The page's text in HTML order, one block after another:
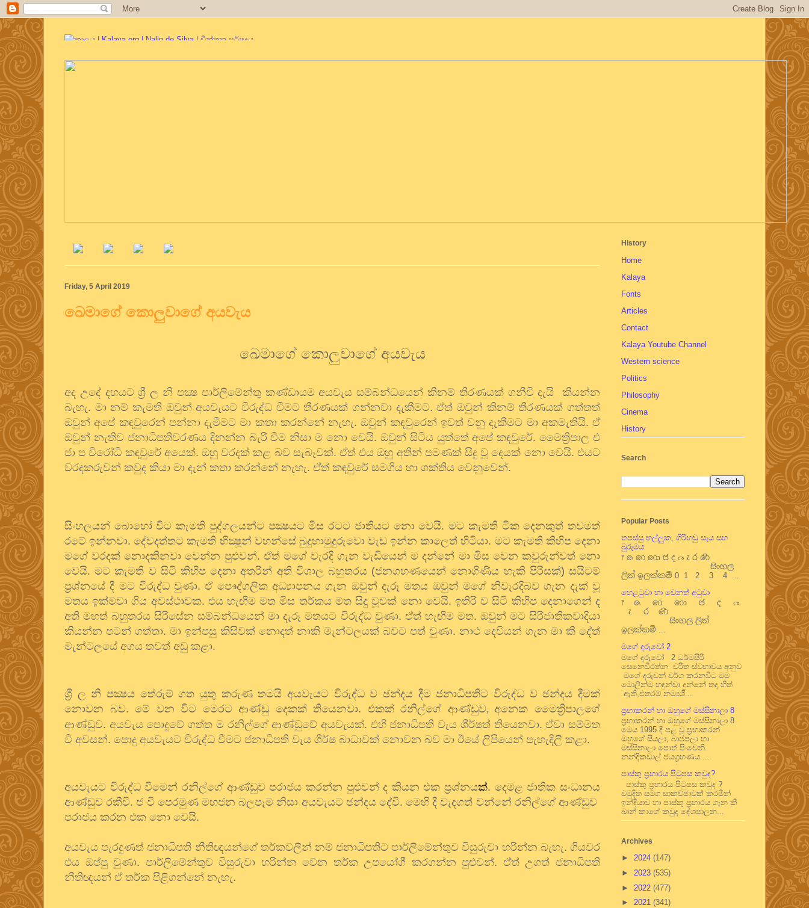
Friday, 5 April 2019
ඛෙමාගේ කොලුවාගේ අයවැය
ඛෙමාගේ කොලුවාගේ අයවැය
අද උදේ දහයට ශ්‍රී ල නි පක්‍ෂ පාර්ලිමේන්තු කණ්ඩායම අයවැය සම්බන්ධයෙන් කිනම් තීරණයක් ගනීවි දැයි
කියන්න
බැහැ. මා නම් කැමති ඔවුන් අයවැයට විරුද්ධ වීමට තීරණයක් ගන්නවා දැකීමට. ඒත් ඔවුන් කිනම් තීරණයක් ගත්තත්
ඔවුන් අපේ කඳවුරෙන් පන්නා දැමීමට මා කතා කරන්නේ නැහැ. ඔවුන් කඳවුරෙන් ඉවත් වනු දැකීමට මා අකමැතියි. ඒ
ඔවුන් නැතිව ජනාධිපතිවරණය දිනන්න බැරි වීම නිසා ම නො වෙයි. ඔවුන් සිටිය යුත්තේ අපේ කඳවුරේ. මෛත්‍රිපාල එ
ජා ප විරෝධි කඳවුරේ අයෙක්. ඔහු වරදක් කළ බව සැබෑවක්. ඒත් එය ඔහු අතින් පමණක් සිදු වූ දෙයක් නො වෙයි. එයට
වරදකරුවන් කවුද කියා මා දැන් කතා කරන්නේ නැහැ. ඒත් කඳවුරේ සමගිය හා ශක්තිය වෙනුවෙන්.
සිංහලයන් බොහෝ විට කැමති පුද්ගලයන්ට පක්‍ෂයට මිස රටට ජාතියට නො වෙයි. මට කැමති ටික දෙනකුත් තවමත්
රටේ ඉන්නවා. දේවදත්තට කැමති භික්‍ෂූන් වහන්සේ බුදුහාමුදුරුවො වැඩ ඉන්න කාලෙත් හිටියා. මට කැමති කිහිප දෙනා
මගේ වරදක් නොදකිනවා වෙන්න පුළුවන්. ඒත් මගේ වැරදි ගැන වැඩියෙන් ම දන්නේ මා මිස වෙන කවුරුන්වත් නො
වෙයි. මට කැමති ව සිටි කිහිප දෙනා අතරින් අති විශාල බහුතරය (ජනගහණයෙන් නොගිණිය හැකි පිරිසක්) සයිටම්
ප්‍රශ්නයේ දී මට විරුද්ධ වුණා. ඒ පෞද්ගලික අධ්‍යාපනය ගැන ඔවුන් දැරූ මතය ඔවුන් මගේ නිවැරදිබව ගැන දැක් වූ
මතය ඉක්මවා ගිය අවස්ථාවක. එය හැඟීම මත මිස තර්කය මත සිදු වූවක් නො වෙයි. ඉතිරි ව සිටි කිහිප දෙනාගෙන් ද
අති මහත් බහුතරය සිරිසේන සම්බන්ධයෙන් මා දැරූ මතයට විරුද්ධ වුණා. ඒත් හැඟීම මත. ඔවුන් මට සිරිජාතිකවාදියා
කියන්න පටන් ගත්තා. මා ඉන්පසු කිසිවක් නොදත් නාකි මැන්ටලයක් බවට පත් වුණා. නාථ දෙවියන් ගැන මා කී දේත්
මැන්ටලයේ අගය තවත් අඩු කළා.
ශ්‍රී ල නි පක්‍ෂය තේරුම් ගත යුතු කරුණ තමයි අයවැයට විරුද්ධ ව ඡන්දය දීම ජනාධිපතිට විරුද්ධ ව ඡන්දය දීමක්
නොවන බව. මේ වන විට මෙරට ආණ්ඩු දෙකක් තියෙනවා. එකක් රනිල්ගේ ආණ්ඩුව,අනෙක මෛත්‍රිපාලගේ
ආණ්ඩුව. අයවැය පොදුවේ ගත්ත ම රනිල්ගේ ආණ්ඩුවේ අයවැයක්. එහි ජනාධිපති වැය ශීර්ෂත් තියෙනවා. ඒවා සම්මත
වී අවසන්. පොදු අයවැයට විරුද්ධ වීමට ජනාධිපති වැය ශීර්ෂ බාධාවක් නොවන බව මා ඊයේ ලිපියෙන් පැහැදිලි කළා.
අයවැයට විරුද්ධ වීමෙන් රනිල්ගේ ආණ්ඩුව පරාජය කරන්න පුළුවන් ද කියන එක ප්‍රශ්නයක්. දෙමළ ජාතික සංධානය
ආණ්ඩුව රකීවි. ජ වි පෙරමුණ මහජන බලපෑම නිසා අයවැයට ඡන්දය දේවි. මෙහි දී වැදගත් වන්නේ රනිල්ගේ ආණ්ඩුව
පරාජය කරන එක නො වෙයි.
අයවැය පැරදුණත් ජනාධිපති නීතිඥයන්ගේ තර්කවලින් නම් ජනාධිපතිට පාර්ලිමේන්තුව විසුරුවා හරින්න බැහැ. ගියවර
එය ඔප්පු වුණා. පාර්ලිමේන්තුව විසුරුවා හරින්න වෙන තර්ක උපයෝගී කරගන්න පුළුවන්. ඒත් උගත් ජනාධිපති
නීතිඥයන් ඒ තර්ක පිළිගන්නේ නැහැ.
History
Home
Kalaya
Fonts
Articles
Contact
Kalaya Youtube Channel
Western science
Politics
Philosophy
Cinema
History
Search
Popular Posts
තපස්සු භල්ලුක, ගිරිහඬු සෑය සහ
බුරුමය
෦ ෧ ෨ ෩ ෪ ෫ ෬ ෭ ෮ ෯
සිංහල
ලිත් ඉලක්කම් 0 1 2 3 4 ...
හෙළටුවා හා වෙනත් අටුවා
෦ ෧ ෨ ෩ ෪ ෫ ෬
෭ ෮ ෯
සිංහල ලිත්
ඉලක්කම් ...
මගේ දරුවෝ 2
මගේ දරුවෝ 2 ධර්මසිරි
සෙනෙවිරත්න චරිත ස්වභාවය අනුව
මගේ දරුවන් වර්ග කරනවිට මම
මොලින්ම හඳුන්වා දුන්නේ තද හිත්
ඇති,එතරම් නම්‍යශී...
ප්‍රභාකරන් හා ඔහුගේ මස්සිනාලා 8
ප්‍රභාකරන් හා ඔහුගේ මස්සිනාලා 8
මෙය 1995 දී පළ වූ ප්‍රභාකරන්
ඔහුගේ සීයලා, බාප්පලා හා
මස්සිනාලා පොත් පිංචෙනි.
නන්දිකඩාල් ජයග්‍රහණය ...
පාස්කු ප්‍රහාරය පිටුපස කවුද?
පාස්කු ප්‍රහාරය පිටුපස කවුද ?
චමුදිත සමග සාකච්ඡාවක් කරමින්
ඉන්දියාව හා පාස්කු ප්‍රහාරය ගැන කී
ඛාන් කාගේ කවුද දේශපාලන...
Archives
► 2024 (147)
► 2023 (535)
► 2022 (477)
► 2021 (341)